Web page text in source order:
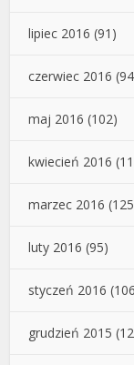
lipiec 2016 (91)
czerwiec 2016
maj 2016 (102)
kwiecień 2016
marzec 2016
luty 2016 (95)
styczeń 2016
grudzień 2015